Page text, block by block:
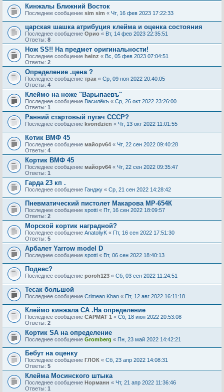
Кинжалы Ближний Восток
Последнее сообщение sim sim « Чт, 16 фев 2023 17:22:33
царская шашка атрибуция клейма и оценка состояния
Последнее сообщение Орио « Вт, 14 фев 2023 22:35:51
Ответы: 8
Нож SS!! На предмет оригинальности!
Последнее сообщение heinz « Вс, 05 фев 2023 07:04:51
Ответы: 2
Определение .цена ?
Последнее сообщение трак « Ср, 09 ноя 2022 20:40:05
Ответы: 4
Клеймо на ноже "Варыпаевъ"
Последнее сообщение Василёкъ « Ср, 26 окт 2022 23:26:00
Ответы: 1
Ранний стартовый пугач СССР?
Последнее сообщение kvondzien « Чт, 13 окт 2022 11:01:55
Котик ВМФ 45
Последнее сообщение майорv64 « Чт, 22 сен 2022 09:40:28
Ответы: 4
Кортик ВМФ 45
Последнее сообщение майорv64 « Чт, 22 сен 2022 09:35:47
Ответы: 1
Гарда 23 кп .
Последнее сообщение Ганджу « Ср, 21 сен 2022 14:28:42
Пневматический пистолет Макарова МР-654К
Последнее сообщение spotti « Пт, 16 сен 2022 18:09:57
Ответы: 2
Морской кортик наградной?
Последнее сообщение AnatoliyK « Пт, 16 сен 2022 17:51:30
Ответы: 5
Арбалет Yarrow model D
Последнее сообщение spotti « Вт, 06 сен 2022 18:40:13
Подвес?
Последнее сообщение poroh123 « Сб, 03 сен 2022 11:24:51
Тесак большой
Последнее сообщение Crimean Khan « Пт, 12 авг 2022 16:11:18
Клеймо кинжала СА .На определение
Последнее сообщение САРМАТ 1 « Сб, 18 июн 2022 20:53:08
Ответы: 2
Кортик SA на определение
Последнее сообщение Gromberg « Пн, 23 май 2022 14:42:21
Бебут на оценку
Последнее сообщение ГЛОК « Сб, 23 апр 2022 14:08:31
Ответы: 5
Клейма Мосинского штыка
Последнее сообщение Норманн « Чт, 21 апр 2022 11:36:46
Ответы: 1